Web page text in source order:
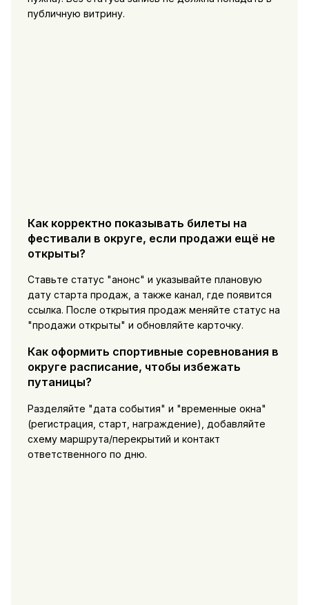
публичную витрину.
Как корректно показывать билеты на
фестивали в округе, если продажи ещё не
открыты?
Ставьте статус "анонс" и указывайте плановую
дату старта продаж, а также канал, где появится
ссылка. После открытия продаж меняйте статус на
"продажи открыты" и обновляйте карточку.
Как оформить спортивные соревнования в
округе расписание, чтобы избежать
путаницы?
Разделяйте "дата события" и "временные окна"
(регистрация, старт, награждение), добавляйте
схему маршрута/перекрытий и контакт
ответственного по дню.